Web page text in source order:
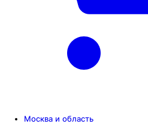
Москва и область